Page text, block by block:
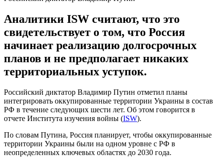
Аналитики ISW считают, что это
свидетельствует о том, что Россия
начинает реализацию долгосрочных
планов и не предполагает никаких
территориальных уступок.
Российский диктатор Владимир Путин отметил планы
интегрировать оккупированные территории Украины в состав
РФ в течение следующих шести лет. Об этом говорится в
отчете Института изучения войны (ISW).
По словам Путина, Россия планирует, чтобы оккупированные
территории Украины были на одном уровне с РФ в
неопределенных ключевых областях до 2030 года.